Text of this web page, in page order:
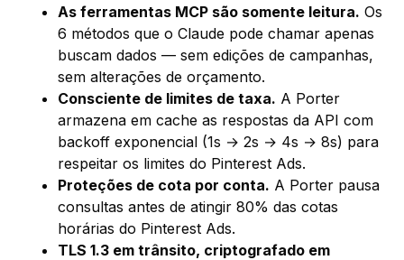
As ferramentas MCP são somente leitura. Os
6 métodos que o Claude pode chamar apenas
buscam dados — sem edições de campanhas,
sem alterações de orçamento.
Consciente de limites de taxa. A Porter
armazena em cache as respostas da API com
backoff exponencial (1s → 2s → 4s → 8s) para
respeitar os limites do Pinterest Ads.
Proteções de cota por conta. A Porter pausa
consultas antes de atingir 80% das cotas
horárias do Pinterest Ads.
TLS 1.3 em trânsito, criptografado em